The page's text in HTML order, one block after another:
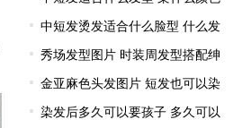
中短发烫发适合什么脸型 什么发
秀场发型图片 时装周发型搭配绅
金亚麻色头发图片 短发也可以染
染发后多久可以要孩子 多久可以